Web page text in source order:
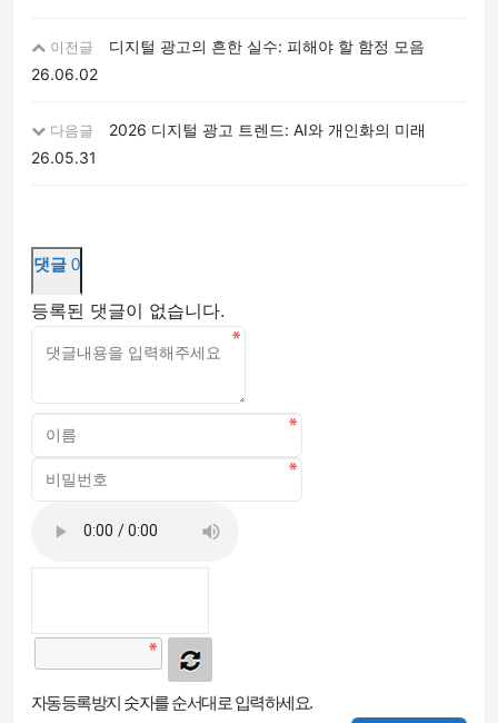
이전글
디지털 광고의 흔한 실수: 피해야 할 함정 모음
26.06.02
다음글
2026 디지털 광고 트렌드: AI와 개인화의 미래
26.05.31
댓글 0
등록된 댓글이 없습니다.
자동등록방지 숫자를 순서대로 입력하세요.